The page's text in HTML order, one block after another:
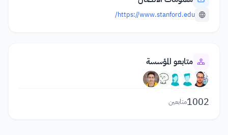
https://www.stanford.edu/
متابعو المؤسسة
1002متابعين